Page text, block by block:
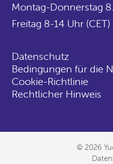
Montag-Donnerstag
Freitag 8-14 Uhr (CET)
Datenschutz
Bedingungen für die
Cookie-Richtlinie
Rechtlicher Hinweis
© 2026